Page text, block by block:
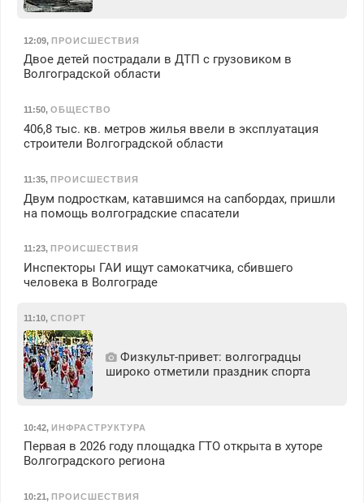
12:09, ПРОИСШЕСТВИЯ
Двое детей пострадали в ДТП с грузовиком в
Волгоградской области
11:50, ОБЩЕСТВО
406,8 тыс. кв. метров жилья ввели в эксплуатация
строители Волгоградской области
11:35, ПРОИСШЕСТВИЯ
Двум подросткам, катавшимся на сапбордах, пришли
на помощь волгоградские спасатели
11:23, ПРОИСШЕСТВИЯ
Инспекторы ГАИ ищут самокатчика, сбившего
человека в Волгограде
11:10, СПОРТ
Физкульт‑привет: волгоградцы
широко отметили праздник спорта
10:42, ИНФРАСТРУКТУРА
Первая в 2026 году площадка ГТО открыта в хуторе
Волгоградского региона
10:21 , ПРОИСШЕСТВИЯ